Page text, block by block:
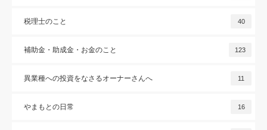
税理士のこと 40
補助金・助成金・お金のこと 123
異業種への投資をなさるオーナーさんへ 11
やまもとの日常 16